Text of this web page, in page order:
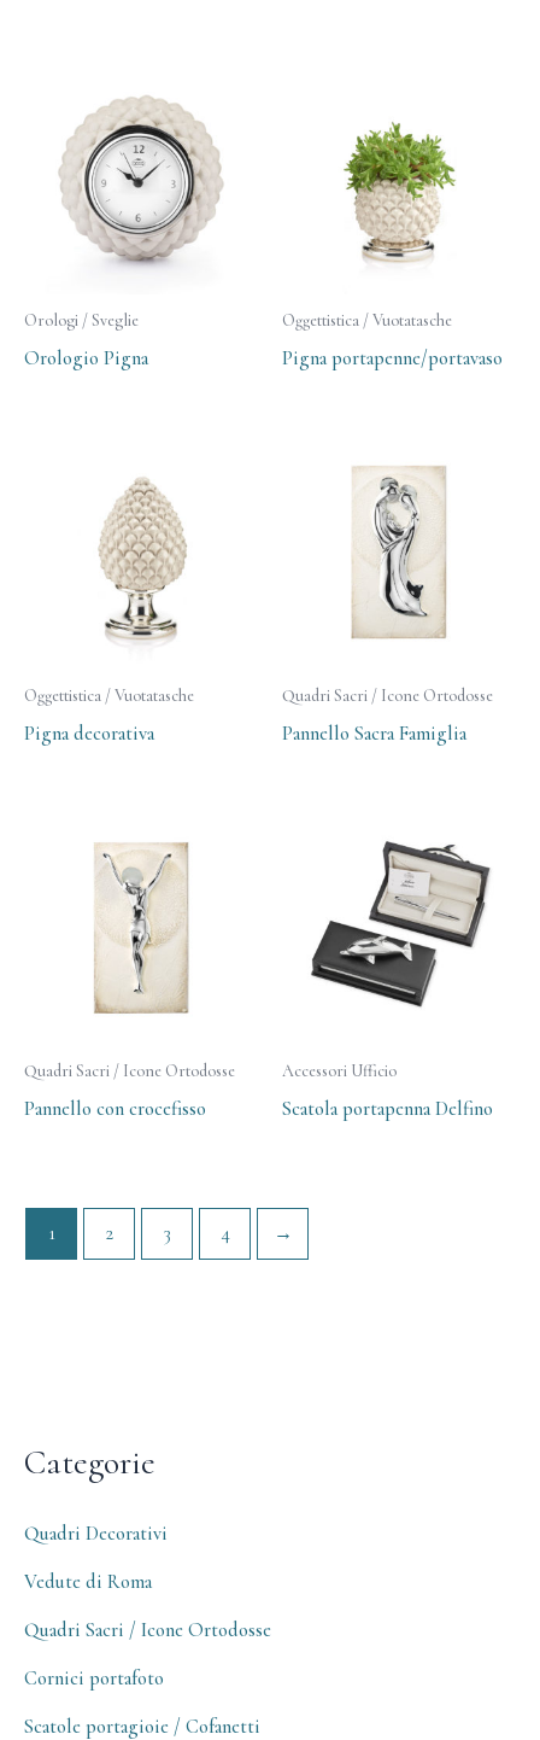
Categorie
Quadri Decorativi
Vedute di Roma
Quadri Sacri / Icone Ortodosse
Cornici portafoto
Scatole portagioie / Cofanetti
Orologi / Sveglie
Orologio Pigna
Oggettistica / Vuotatasche
Pigna portapenne/portavaso
Oggettistica / Vuotatasche
Pigna decorativa
Quadri Sacri / Icone Ortodosse
Pannello Sacra Famiglia
Quadri Sacri / Icone Ortodosse
Pannello con crocefisso
Accessori Ufficio
Scatola portapenna Delfino
1 2 3 4 →